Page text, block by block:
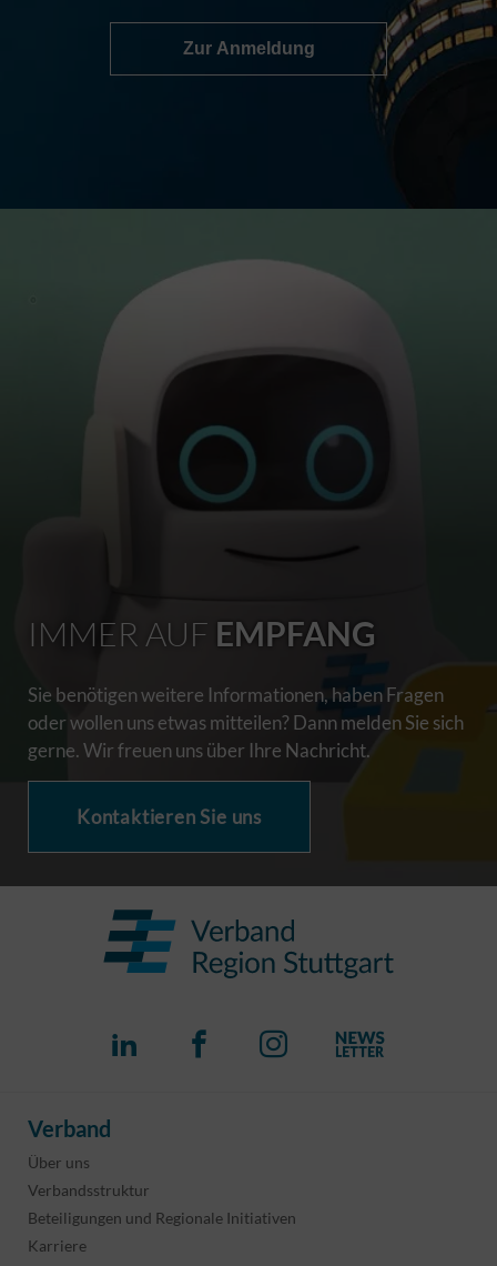
Zur Anmeldung
IMMER AUF EMPFANG
Sie benötigen weitere Informationen, haben Fragen
oder wollen uns etwas mitteilen? Dann melden Sie sich
gerne. Wir freuen uns über Ihre Nachricht.
Kontaktieren Sie uns
Verband
Über uns
Verbandsstruktur
Beteiligungen und Regionale Initiativen
Karriere